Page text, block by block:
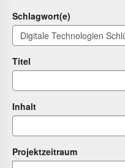
Schlagwort(e)
Titel
Inhalt
Projektzeitraum